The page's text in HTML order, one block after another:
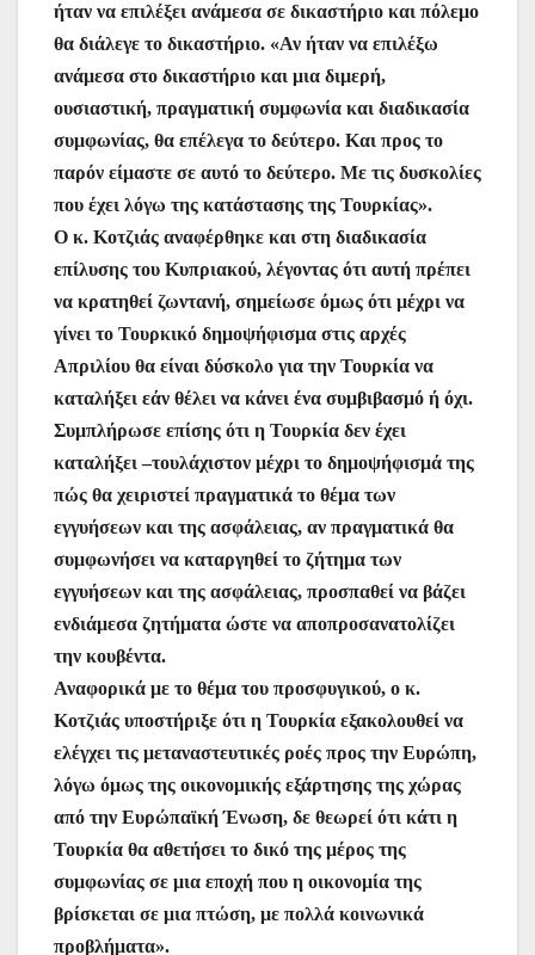
ήταν να επιλέξει ανάμεσα σε δικαστήριο και πόλεμο
θα διάλεγε το δικαστήριο. «Αν ήταν να επιλέξω
ανάμεσα στο δικαστήριο και μια διμερή,
ουσιαστική, πραγματική συμφωνία και διαδικασία
συμφωνίας, θα επέλεγα το δεύτερο. Και προς το
παρόν είμαστε σε αυτό το δεύτερο. Με τις δυσκολίες
που έχει λόγω της κατάστασης της Τουρκίας».
Ο κ. Κοτζιάς αναφέρθηκε και στη διαδικασία
επίλυσης του Κυπριακού, λέγοντας ότι αυτή πρέπει
να κρατηθεί ζωντανή, σημείωσε όμως ότι μέχρι να
γίνει το Τουρκικό δημοψήφισμα στις αρχές
Απριλίου θα είναι δύσκολο για την Τουρκία να
καταλήξει εάν θέλει να κάνει ένα συμβιβασμό ή όχι.
Συμπλήρωσε επίσης ότι η Τουρκία δεν έχει
καταλήξει –τουλάχιστον μέχρι το δημοψήφισμά της
πώς θα χειριστεί πραγματικά το θέμα των
εγγυήσεων και της ασφάλειας, αν πραγματικά θα
συμφωνήσει να καταργηθεί το ζήτημα των
εγγυήσεων και της ασφάλειας, προσπαθεί να βάζει
ενδιάμεσα ζητήματα ώστε να αποπροσανατολίζει
την κουβέντα.
Αναφορικά με το θέμα του προσφυγικού, ο κ.
Κοτζιάς υποστήριξε ότι η Τουρκία εξακολουθεί να
ελέγχει τις μεταναστευτικές ροές προς την Ευρώπη,
λόγω όμως της οικονομικής εξάρτησης της χώρας
από την Ευρώπαϊκή Ένωση, δε θεωρεί ότι κάτι η
Τουρκία θα αθετήσει το δικό της μέρος της
συμφωνίας σε μια εποχή που η οικονομία της
βρίσκεται σε μια πτώση, με πολλά κοινωνικά
προβλήματα».